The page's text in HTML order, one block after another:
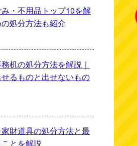
・不用品トップ10を解
処分方法も紹介
務机の処分方法を解説｜
るものと出せないもの
財道具の処分方法と最
とを解説